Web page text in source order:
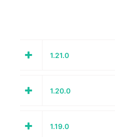
1.21.0
1.20.0
1.19.0